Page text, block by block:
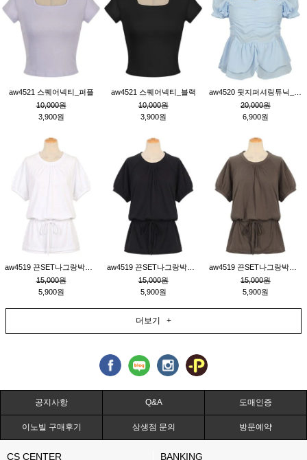
aw4521 스퀘어넥티_퍼플
10,000원
3,900원
aw4521 스퀘어넥티_블랙
10,000원
3,900원
20,000원
6,900원
15,000원
5,900원
15,000원
5,900원
15,000원
5,900원
더보기 +
공지사항 Q&A 도매인증
이노빌 구매후기 상생점 문의 방문예약
CS CENTER BANKING